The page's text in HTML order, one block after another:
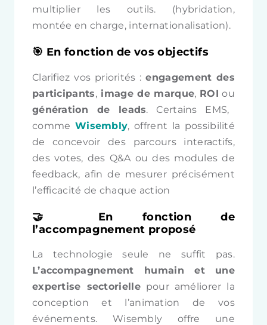
multiplier les outils. (hybridation,
montée en charge, internationalisation).
🎯 En fonction de vos objectifs
Clarifiez vos priorités :engagement des
participants,image de marque, ROI ou
génération de leads. Certains EMS,
comme Wisembly, offrent la possibilité
de concevoir des parcours interactifs,
des votes, des Q&A ou des modules de
feedback, afin de mesurer précisément
l’efficacité de chaque action
🤝 En fonction de
l’accompagnement proposé
La technologie seule ne suffit pas.
L’accompagnement humain et une
expertise sectoriellepour améliorer la
conception et l’animation de vos
événements. Wisembly offre une